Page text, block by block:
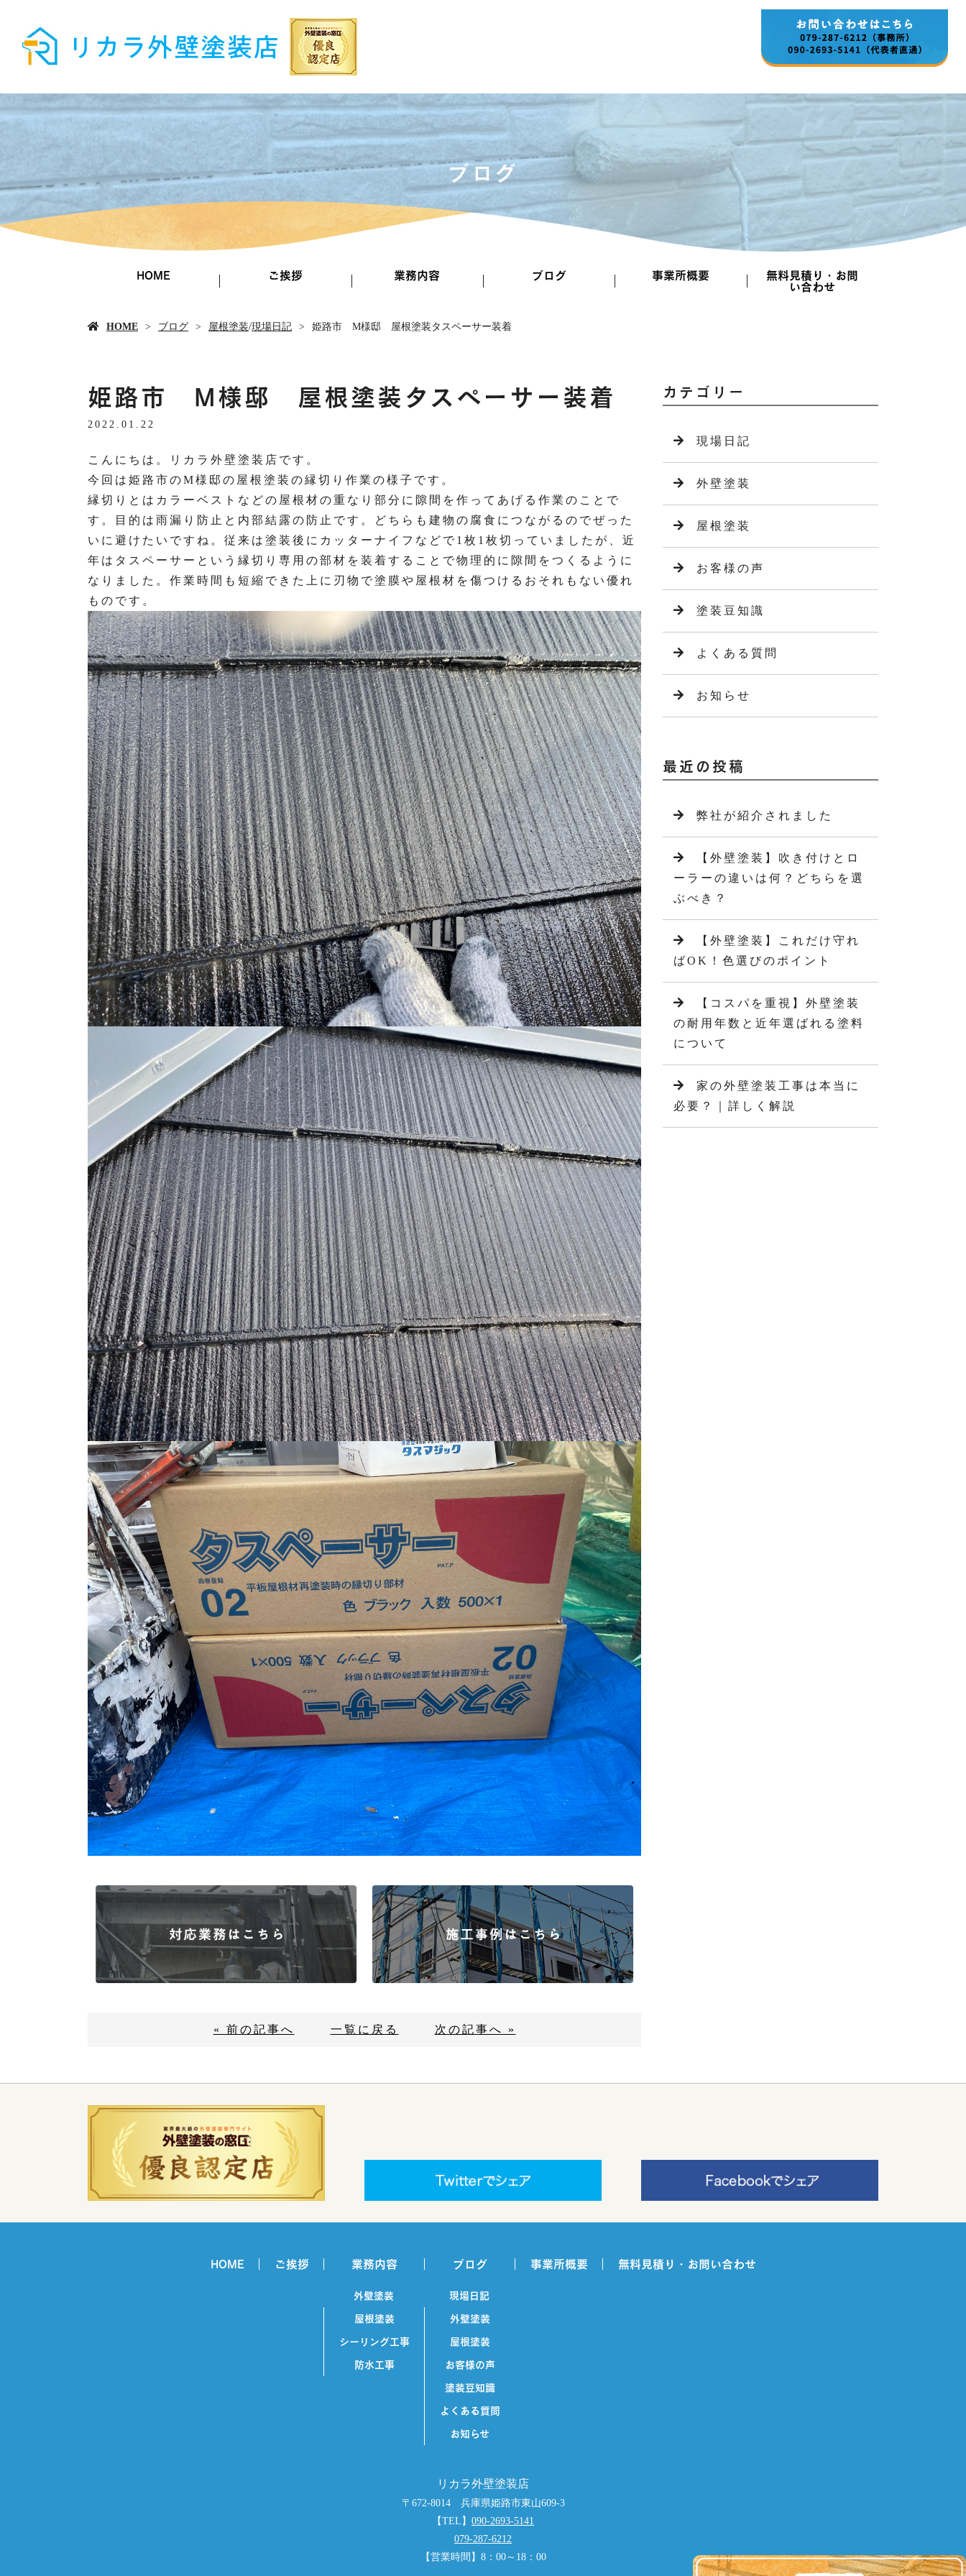
ブログ
HOME ご挨拶 業務内容 ブログ 事業所概要
無料見積り・お問
い合わせ
HOME ブログ 屋根塗装/現場日記 姫路市 M様邸 屋根塗装タスペーサー装着
姫路市 M様邸 屋根塗装タスペーサー装着
2022.01.22
こんにちは。リカラ外壁塗装店です。
今回は姫路市のM様邸の屋根塗装の縁切り作業の様子です。
縁切りとはカラーベストなどの屋根材の重なり部分に隙間を作ってあげる作業のことで
す。目的は雨漏り防止と内部結露の防止です。どちらも建物の腐食につながるのでぜった
いに避けたいですね。従来は塗装後にカッターナイフなどで1枚1枚切っていましたが、近
年はタスペーサーという縁切り専用の部材を装着することで物理的に隙間をつくるように
なりました。作業時間も短縮できた上に刃物で塗膜や屋根材を傷つけるおそれもない優れ
ものです。
« 前の記事へ 一覧に戻る 次の記事へ »
カテゴリー
現場日記
外壁塗装
屋根塗装
お客様の声
塗装豆知識
よくある質問
お知らせ
最近の投稿
弊社が紹介されました
【外壁塗装】吹き付けとロ
ーラーの違いは何？どちらを選
ぶべき？
【外壁塗装】これだけ守れ
ばOK！色選びのポイント
【コスパを重視】外壁塗装
の耐用年数と近年選ばれる塗料
について
家の外壁塗装工事は本当に
必要？｜詳しく解説
HOME ご挨拶 業務内容
外壁塗装
屋根塗装
シーリング工事
防水工事
ブログ
現場日記
外壁塗装
屋根塗装
お客様の声
塗装豆知識
よくある質問
お知らせ
事業所概要 無料見積り・お問い合わせ
リカラ外壁塗装店
〒672-8014 兵庫県姫路市東山609-3
【TEL】 090-2693-5141
079-287-6212
【営業時間】8：00～18：00